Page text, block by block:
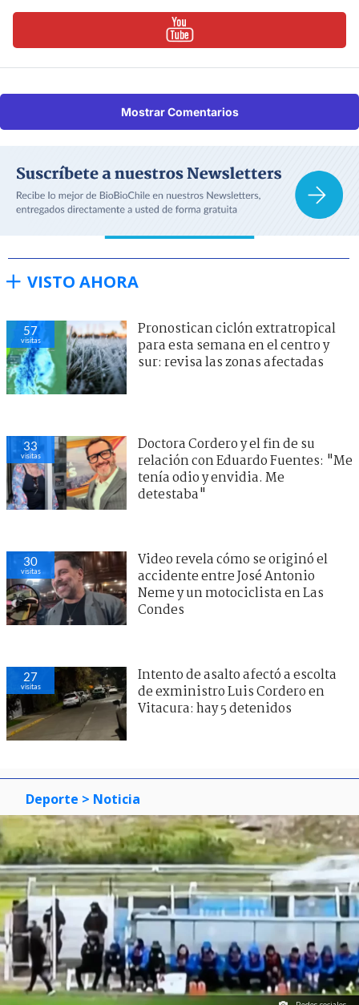
Mostrar Comentarios
VISTO AHORA
57
visitas
Pronostican ciclón extratropical
para esta semana en el centro y
sur: revisa las zonas afectadas
33
visitas
Doctora Cordero y el fin de su
relación con Eduardo Fuentes: "Me
tenía odio y envidia. Me
detestaba"
30
visitas
Video revela cómo se originó el
accidente entre José Antonio
Neme y un motociclista en Las
Condes
27
visitas
Intento de asalto afectó a escolta
de exministro Luis Cordero en
Vitacura: hay 5 detenidos
Deporte > Noticia